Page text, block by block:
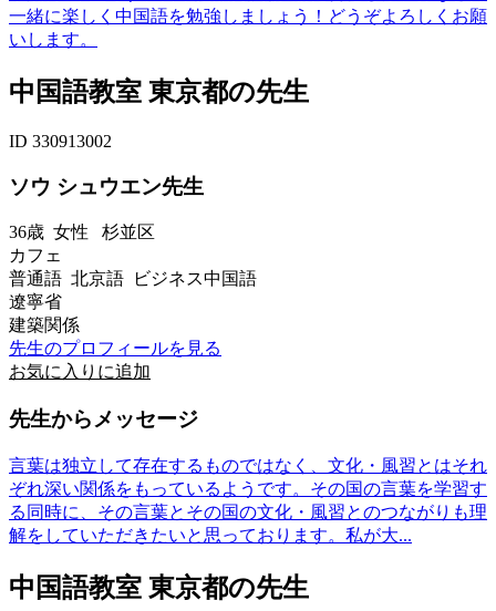
一緒に楽しく中国語を勉強しましょう！どうぞよろしくお願
いします。
中国語教室 東京都の先生
ID 330913002
ソウ シュウエン先生
36歳 女性 杉並区
カフェ
普通語 北京語 ビジネス中国語
遼寧省
建築関係
先生のプロフィールを見る
お気に入りに追加
先生からメッセージ
言葉は独立して存在するものではなく、文化・風習とはそれ
ぞれ深い関係をもっているようです。その国の言葉を学習す
る同時に、その言葉とその国の文化・風習とのつながりも理
解をしていただきたいと思っております。私が大...
中国語教室 東京都の先生